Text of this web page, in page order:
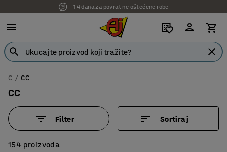
14 dana za povrat ne oštećene robe
7 godina garancije
C CC
CC
Filter Sortiraj
154 proizvoda